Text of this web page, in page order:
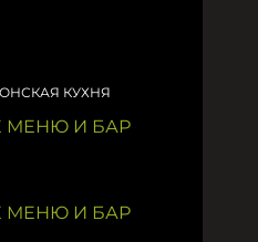
КУХНЯ
МЕНЮ И БАР
МЕНЮ И БАР